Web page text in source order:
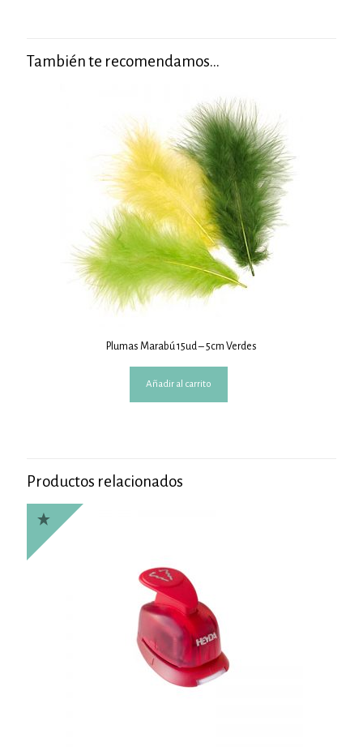
También te recomendamos…
Plumas Marabú 15ud – 5cm Verdes
Añadir al carrito
Productos relacionados